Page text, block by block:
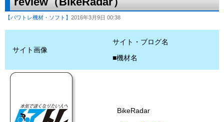
【パワトレ機材・ソフト】 2016年3月9日 00:38
サイト画像
サイト・ブログ名
■機材名
BikeRadar